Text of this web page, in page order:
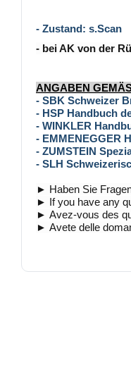
- Zustand: s.Scan
- bei AK von der
ANGABEN
- SBK Schweizer
- HSP Handbuch
- WINKLER
- EMMENEGGER
- ZUMSTEIN
- SLH
► Haben Sie
► If you have any
► Avez-vous des
► Avete delle